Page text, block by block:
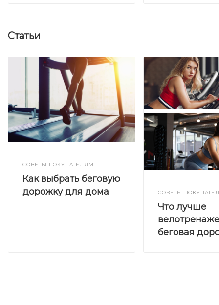
Статьи
СОВЕТЫ ПОКУПАТЕЛЯМ
Как выбрать беговую
дорожку для дома
СОВЕТЫ
Что лучше
беговая